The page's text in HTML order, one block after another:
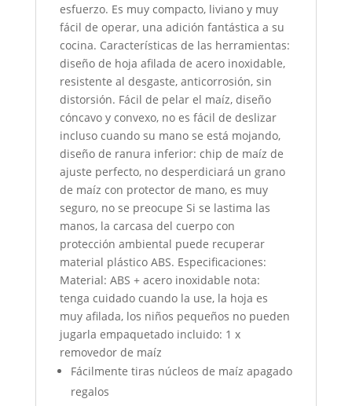
esfuerzo. Es muy compacto, liviano y muy
fácil de operar, una adición fantástica a su
cocina. Características de las herramientas:
diseño de hoja afilada de acero inoxidable,
resistente al desgaste, anticorrosión, sin
distorsión. Fácil de pelar el maíz, diseño
cóncavo y convexo, no es fácil de deslizar
incluso cuando su mano se está mojando,
diseño de ranura inferior: chip de maíz de
ajuste perfecto, no desperdiciará un grano
de maíz con protector de mano, es muy
seguro, no se preocupe Si se lastima las
manos, la carcasa del cuerpo con
protección ambiental puede recuperar
material plástico ABS. Especificaciones:
Material: ABS + acero inoxidable nota:
tenga cuidado cuando la use, la hoja es
muy afilada, los niños pequeños no pueden
jugarla empaquetado incluido: 1 x
removedor de maíz
Fácilmente tiras núcleos de maíz apagado
regalos